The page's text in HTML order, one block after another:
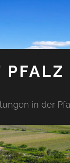
PFALZ
in der